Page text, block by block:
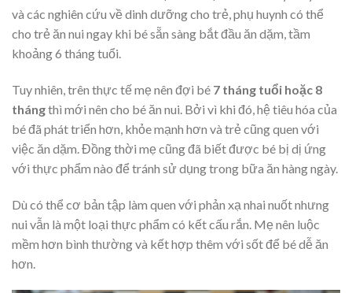
và các nghiên cứu về dinh dưỡng cho trẻ, phụ huynh có thể
cho trẻ ăn nui ngay khi bé sẵn sàng bắt đầu ăn dặm, tầm
khoảng 6 tháng tuổi.
Tuy nhiên, trên thực tế mẹ nên đợi bé 7 tháng tuổi hoặc 8
thángthì mới nên cho bé ăn nui. Bởi vì khi đó, hệ tiêu hóa của
bé đã phát triển hơn, khỏe mạnh hơn và trẻ cũng quen với
việc ăn dặm. Đồng thời mẹ cũng đã biết được bé bị dị ứng
với thực phẩm nào để tránh sử dụng trong bữa ăn hàng ngày.
Dù có thể cơ bản tập làm quen với phản xạ nhai nuốt nhưng
nui vẫn là một loại thực phẩm có kết cấu rắn. Mẹ nên luộc
mềm hơn bình thường và kết hợp thêm với sốt để bé dễ ăn
hơn.